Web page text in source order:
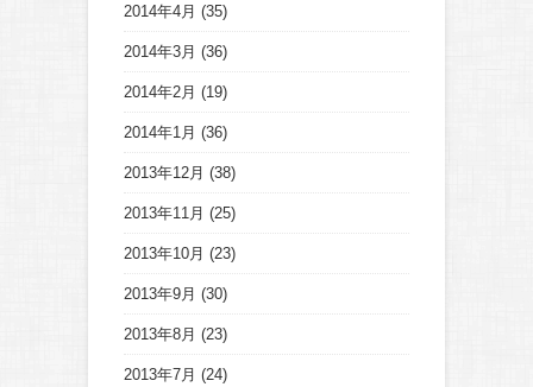
2014年4月 (35)
2014年3月 (36)
2014年2月 (19)
2014年1月 (36)
2013年12月 (38)
2013年11月 (25)
2013年10月 (23)
2013年9月 (30)
2013年8月 (23)
2013年7月 (24)